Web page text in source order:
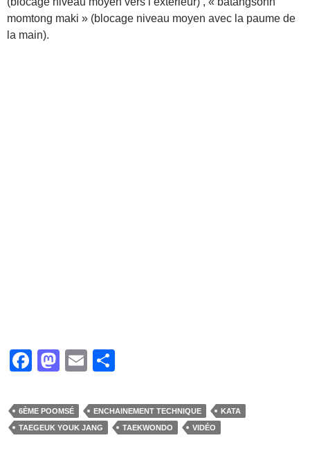
momtong maki » (blocage niveau moyen avec la paume de
la main).
F
c
e
M
st
o
E
ail ta
g
6ÈME POOMSÉ ENCHAINEMENT TECHNIQUE
KATA
TAEGEUK YOUK JANG
TAEKWONDO VIDÉO